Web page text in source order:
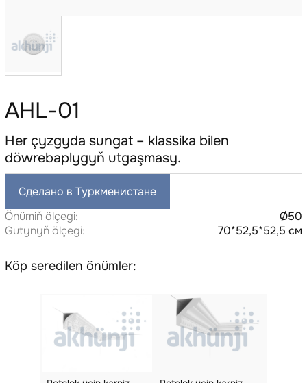
AHL-01
Her çyzgyda sungat – klassika bilen
döwrebaplygyň utgaşmasy.
Сделано в Туркменистане
Önümiň ölçegi:
Ø50
Gutynyň ölçegi:
70*52,5*52,5 см
Köp seredilen önümler: